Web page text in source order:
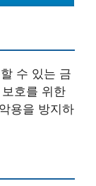
수 있는 금
호를 위한
용을 방지하